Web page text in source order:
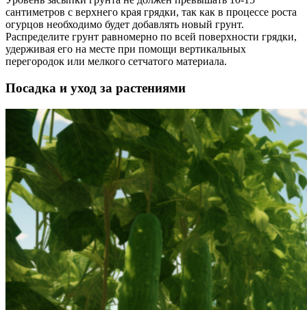
сантиметров с верхнего края грядки, так как в процессе роста
огурцов необходимо будет добавлять новый грунт.
Распределите грунт равномерно по всей поверхности грядки,
удерживая его на месте при помощи вертикальных
перегородок или мелкого сетчатого материала.
Посадка и уход за растениями